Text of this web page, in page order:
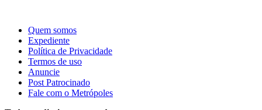
Quem somos
Expediente
Política de Privacidade
Termos de uso
Anuncie
Post Patrocinado
Fale com o Metrópoles